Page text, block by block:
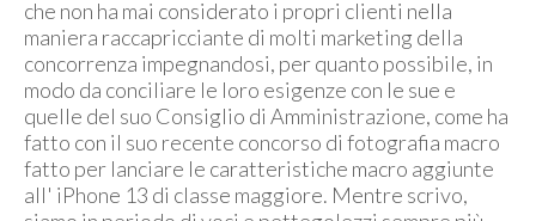
che non ha mai considerato i propri clienti nella
maniera raccapricciante di molti marketing della
concorrenza impegnandosi, per quanto possibile, in
modo da conciliare le loro esigenze con le sue e
quelle del suo Consiglio di Amministrazione, come ha
fatto con il suo recente concorso di fotografia macro
fatto per lanciare le caratteristiche macro aggiunte
all' iPhone 13 di classe maggiore. Mentre scrivo,